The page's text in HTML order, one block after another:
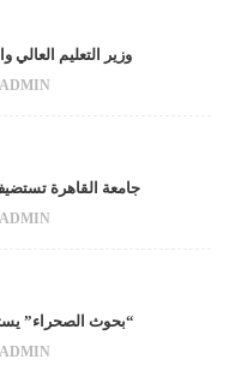
وزير التعليم
جامعة القاهرة
“بحوث الصحراء”